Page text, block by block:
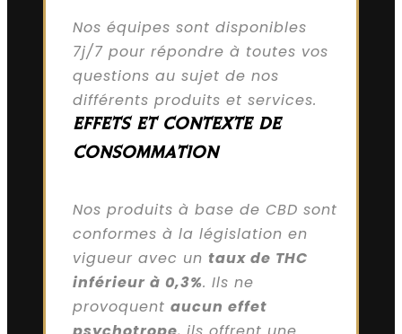
Nos équipes sont disponibles
7j/7 pour répondre à toutes vos
questions au sujet de nos
différents produits et services.
EFFETS ET CONTEXTE DE
CONSOMMATION
Nos produits à base de CBD sont
conformes à la législation en
vigueur avec un taux de THC
inférieur à 0,3%. Ils ne
provoquent aucun effet